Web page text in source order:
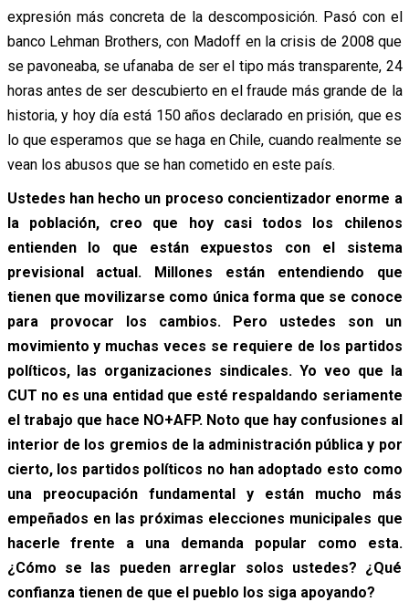
expresión más concreta de la descomposición. Pasó con el
banco Lehman Brothers, con Madoff en la crisis de 2008 que
se pavoneaba, se ufanaba de ser el tipo más transparente, 24
horas antes de ser descubierto en el fraude más grande de la
historia, y hoy día está 150 años declarado en prisión, que es
lo que esperamos que se haga en Chile, cuando realmente se
vean los abusos que se han cometido en este país.
Ustedes han hecho un proceso concientizador enorme a
la población, creo que hoy casi todos los chilenos
entienden lo que están expuestos con el sistema
previsional actual. Millones están entendiendo que
tienen que movilizarse como única forma que se conoce
para provocar los cambios. Pero ustedes son un
movimiento y muchas veces se requiere de los partidos
políticos, las organizaciones sindicales. Yo veo que la
CUT no es una entidad que esté respaldando seriamente
el trabajo que hace NO+AFP. Noto que hay confusiones al
interior de los gremios de la administración pública y por
cierto, los partidos políticos no han adoptado esto como
una preocupación fundamental y están mucho más
empeñados en las próximas elecciones municipales que
hacerle frente a una demanda popular como esta.
¿Cómo se las pueden arreglar solos ustedes? ¿Qué
confianza tienen de que el pueblo los siga apoyando?